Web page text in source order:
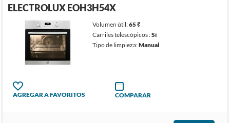
ELECTROLUX EOH3H54X
Volumen útil:65 ℓ
Carriles telescópicos :Sí
Tipo de limpieza:Manual
AGREGAR A FAVORITOS COMPARAR